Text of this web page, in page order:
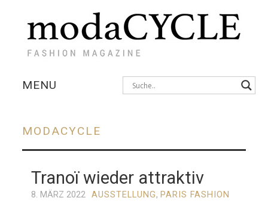
MENU
FOTOSTRECKEN
MODACYCLE
Tranoï wieder attraktiv
8. MÄRZ 2022 AUSSTELLUNG, PARIS FASHION
Post
navigation